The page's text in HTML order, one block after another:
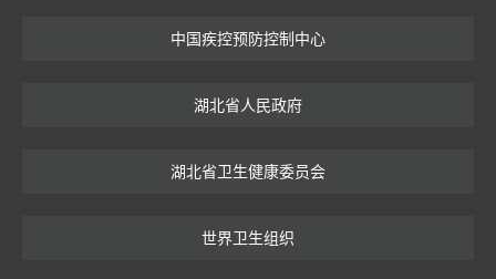
中国疾控预防控制中心
湖北省人民政府
湖北省卫生健康委员会
世界卫生组织